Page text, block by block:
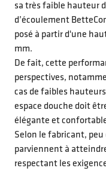
sa très faible hauteur
d’écoulement
posé à partir d'une
mm.
De fait, cette
perspectives,
cas de faibles
espace douche doit
élégante et
Selon le fabricant,
parviennent à
respectant les